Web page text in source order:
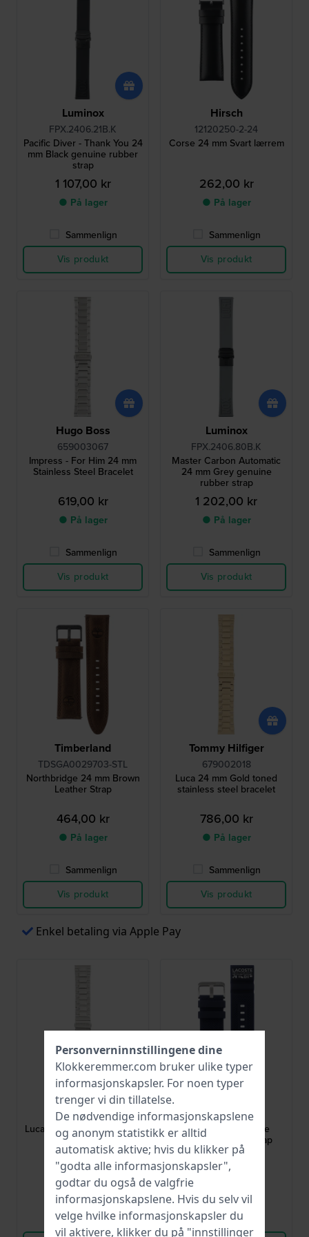
Luminox
FPX.2406.21B.K
Pacific Diver - Thank You 24
mm Black genuine rubber
strap
1 107,00 kr
● På lager
Sammenlign
Vis produkt
Hirsch
12120250-2-24
Corse 24 mm Svart lærrem
262,00 kr
● På lager
Sammenlign
Vis produkt
Hugo Boss
659003067
Impress - For Him 24 mm
Stainless Steel Bracelet
619,00 kr
● På lager
Sammenlign
Vis produkt
Luminox
FPX.2406.80B.K
Master Carbon Automatic
24 mm Grey genuine
rubber strap
1 202,00 kr
● På lager
Sammenlign
Vis produkt
Timberland
TDSGA0029703-STL
Northbridge 24 mm Brown
Leather Strap
464,00 kr
● På lager
Sammenlign
Vis produkt
Tommy Hilfiger
679002018
Luca 24 mm Gold toned
stainless steel bracelet
786,00 kr
● På lager
Sammenlign
Vis produkt
Enkel betaling via Apple Pay
Tommy Hilfiger
679001970
Luca 24 mm Stainless Steel
Bracelet
679,00 kr
● På lager
Sammenlign
609303215
Regatta 24 mm Blue
Silicone Rubber Strap
393,00 kr
Sammenlign
Personverninnstillingene dine
Klokkeremmer.com bruker ulike typer
informasjonskapsler. For noen typer
trenger vi din tillatelse.
De nødvendige informasjonskapslene
og anonym statistikk er alltid
automatisk aktive; hvis du klikker på
"godta alle informasjonskapsler",
godtar du også de valgfrie
informasjonskapslene. Hvis du selv vil
velge hvilke informasjonskapsler du
vil aktivere, klikker du på "innstillinger